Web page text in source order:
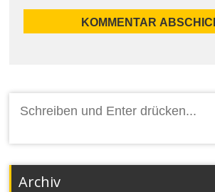
nach:
Archiv